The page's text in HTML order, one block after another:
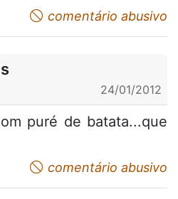
appreciate
comentário abusivo
24/01/2012
puré de batata...que
appreciate
comentário abusivo